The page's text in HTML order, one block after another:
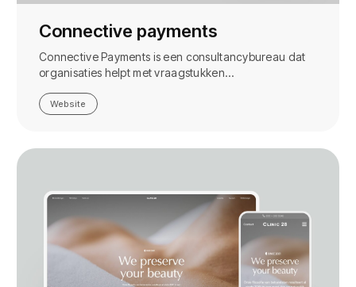
Connective payments
Connective Payments is een consultancybureau dat
organisaties helpt met vraagstukken…
Website